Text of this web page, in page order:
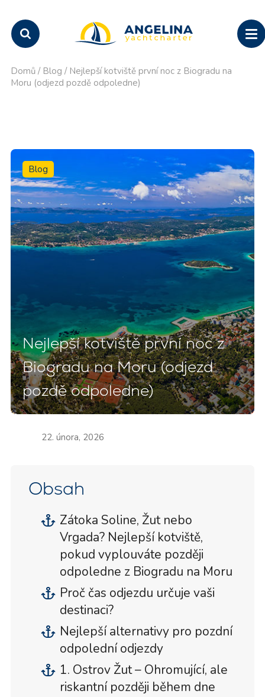
Domů / Blog / Nejlepší kotviště první noc z Biogradu na
Moru (odjezd pozdě odpoledne)
Blog
Nejlepší kotviště první noc z
Biogradu na Moru (odjezd
pozdě odpoledne)
22. února, 2026
Obsah
Zátoka Soline, Žut nebo
Vrgada? Nejlepší kotviště,
pokud vyplouváte později
odpoledne z Biogradu na Moru
Proč čas odjezdu určuje vaši
destinaci?
Nejlepší alternativy pro pozdní
odpolední odjezdy
1. Ostrov Žut – Ohromující, ale
riskantní později během dne